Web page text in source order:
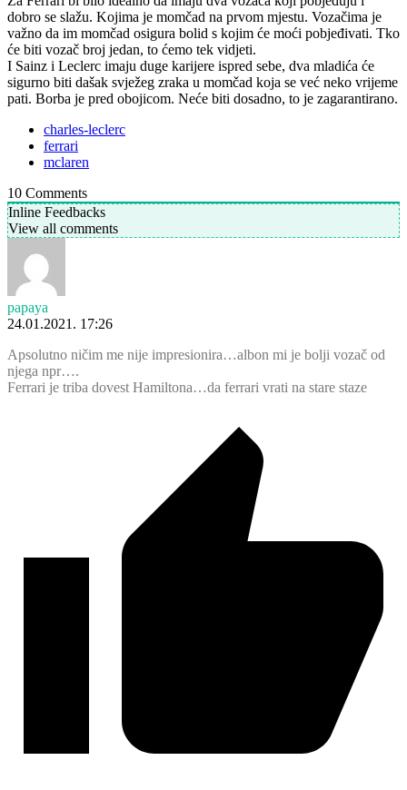
dobro se slažu. Kojima je momčad na prvom mjestu. Vozačima je
važno da im momčad osigura bolid s kojim će moći pobjeđivati. Tko
će biti vozač broj jedan, to ćemo tek vidjeti.
I Sainz i Leclerc imaju duge karijere ispred sebe, dva mladića će
sigurno biti dašak svježeg zraka u momčad koja se već neko vrijeme
pati. Borba je pred obojicom. Neće biti dosadno, to je zagarantirano.
charles-leclerc
ferrari
mclaren
10 Comments
Inline Feedbacks
View all comments
papaya
24.01.2021. 17:26
Apsolutno ničim me nije impresionira…albon mi je bolji vozač od
njega npr….
Ferrari je triba dovest Hamiltona…da ferrari vrati na stare staze